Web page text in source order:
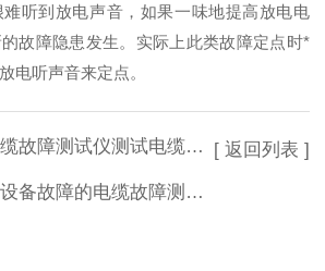
听到放电声音，如果一味地提高放电电
故障隐患发生。实际上此类故障定点时*
电听声音来定点。
试仪测试电缆故障的方法有三个步骤
的电缆故障测试仪检测方法与维修原则
[ 返回列表 ]